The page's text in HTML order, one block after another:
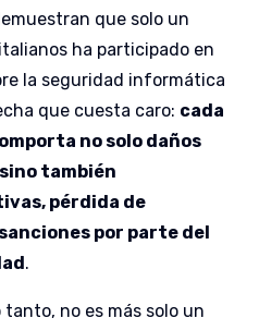
que solo un
ha participado en
la seguridad informática
que cuesta caro: cada
no solo daños
también
pérdida de
por parte del
.
no es más solo un